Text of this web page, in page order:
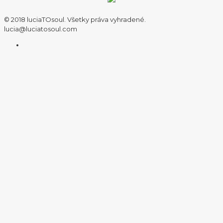
© 2018 luciaTOsoul. Všetky práva vyhradené.
lucia@luciatosoul.com